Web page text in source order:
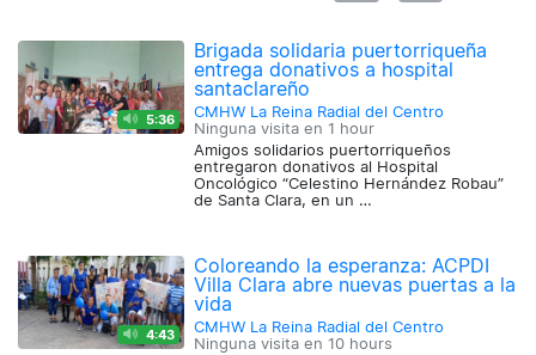
5:36
Brigada solidaria puertorriqueña
entrega donativos a hospital
santaclareño
CMHW La Reina Radial del Centro
Ninguna visita en 1 hour
Amigos solidarios puertorriqueños
entregaron donativos al Hospital
Oncológico “Celestino Hernández Robau”
de Santa Clara, en un …
4:43
Coloreando la esperanza: ACPDI
Villa Clara abre nuevas puertas a la
vida
CMHW La Reina Radial del Centro
Ninguna visita en 10 hours